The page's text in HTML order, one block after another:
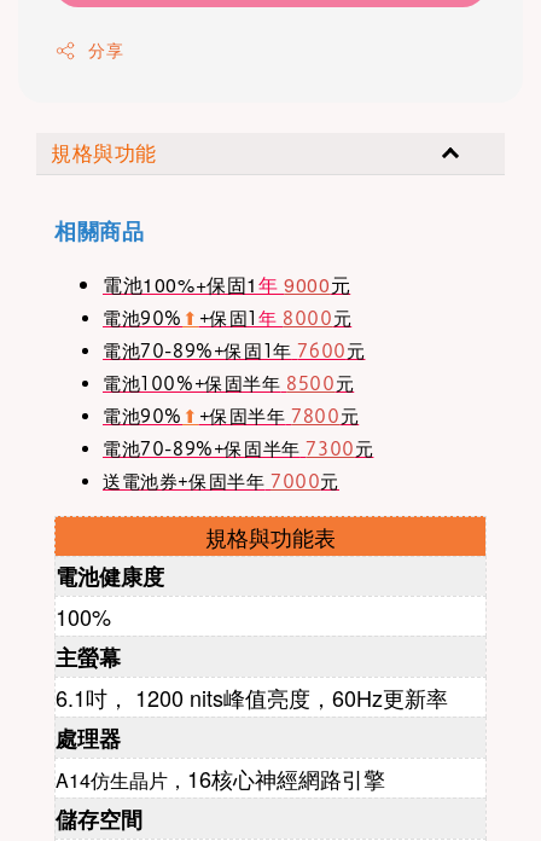
分享
規格與功能
相關商品
電池100%+保固1年9000元
電池90% ⬆︎ +保固1年 8000元
電池70-89%+保固1年 7600元
電池100%+保固半年 8500元
電池90% ⬆︎ +保固半年 7800元
電池70-89%+保固半年 7300元
送電池券+保固半年 7000元
規格與功能表
電池健康度
100%
主螢幕
6.1吋， 1200 nits峰值亮度，60Hz更新率
處理器
A14仿生晶片， 16核心神經網路引擎
儲存空間